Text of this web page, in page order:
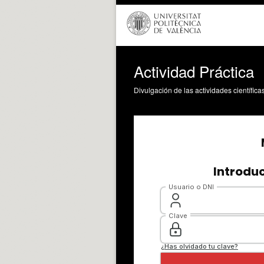
Actividad Práctica
Divulgación de las actividades